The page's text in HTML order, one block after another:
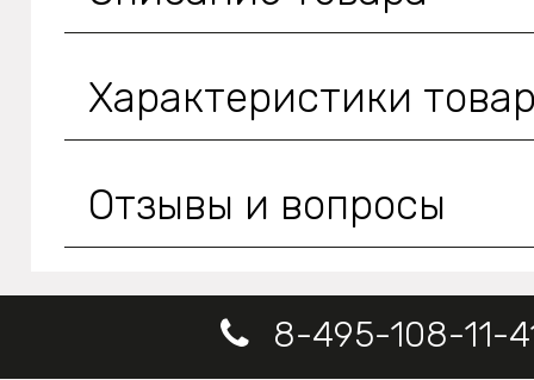
Характеристики
Отзывы и вопросы
8-495-108-11-